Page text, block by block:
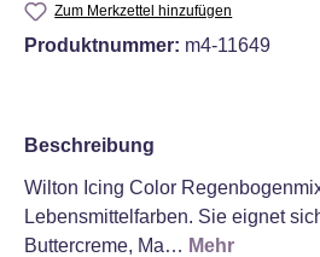
Zum Merkzettel hinzufügen
Produktnummer: m4-11649
Beschreibung
Wilton Icing Color
Lebensmittelfarben. Sie eignet
Buttercreme, Ma… Mehr